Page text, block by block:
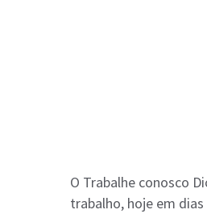
O Trabalhe conosco
trabalho, hoje em